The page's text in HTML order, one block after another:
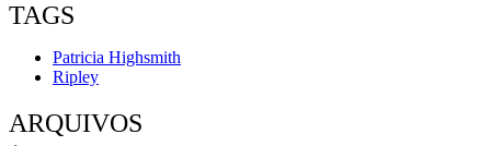
TAGS
Patricia Highsmith
Ripley
ARQUIVOS